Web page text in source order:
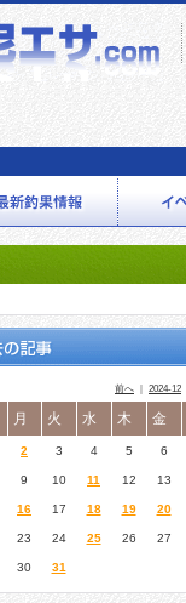
前へ 2024-12
月 火 水 木 金
2 3 4 5 6
9 10 11 12 13
16 17 18 19 20
23 24 25 26 27
30 31